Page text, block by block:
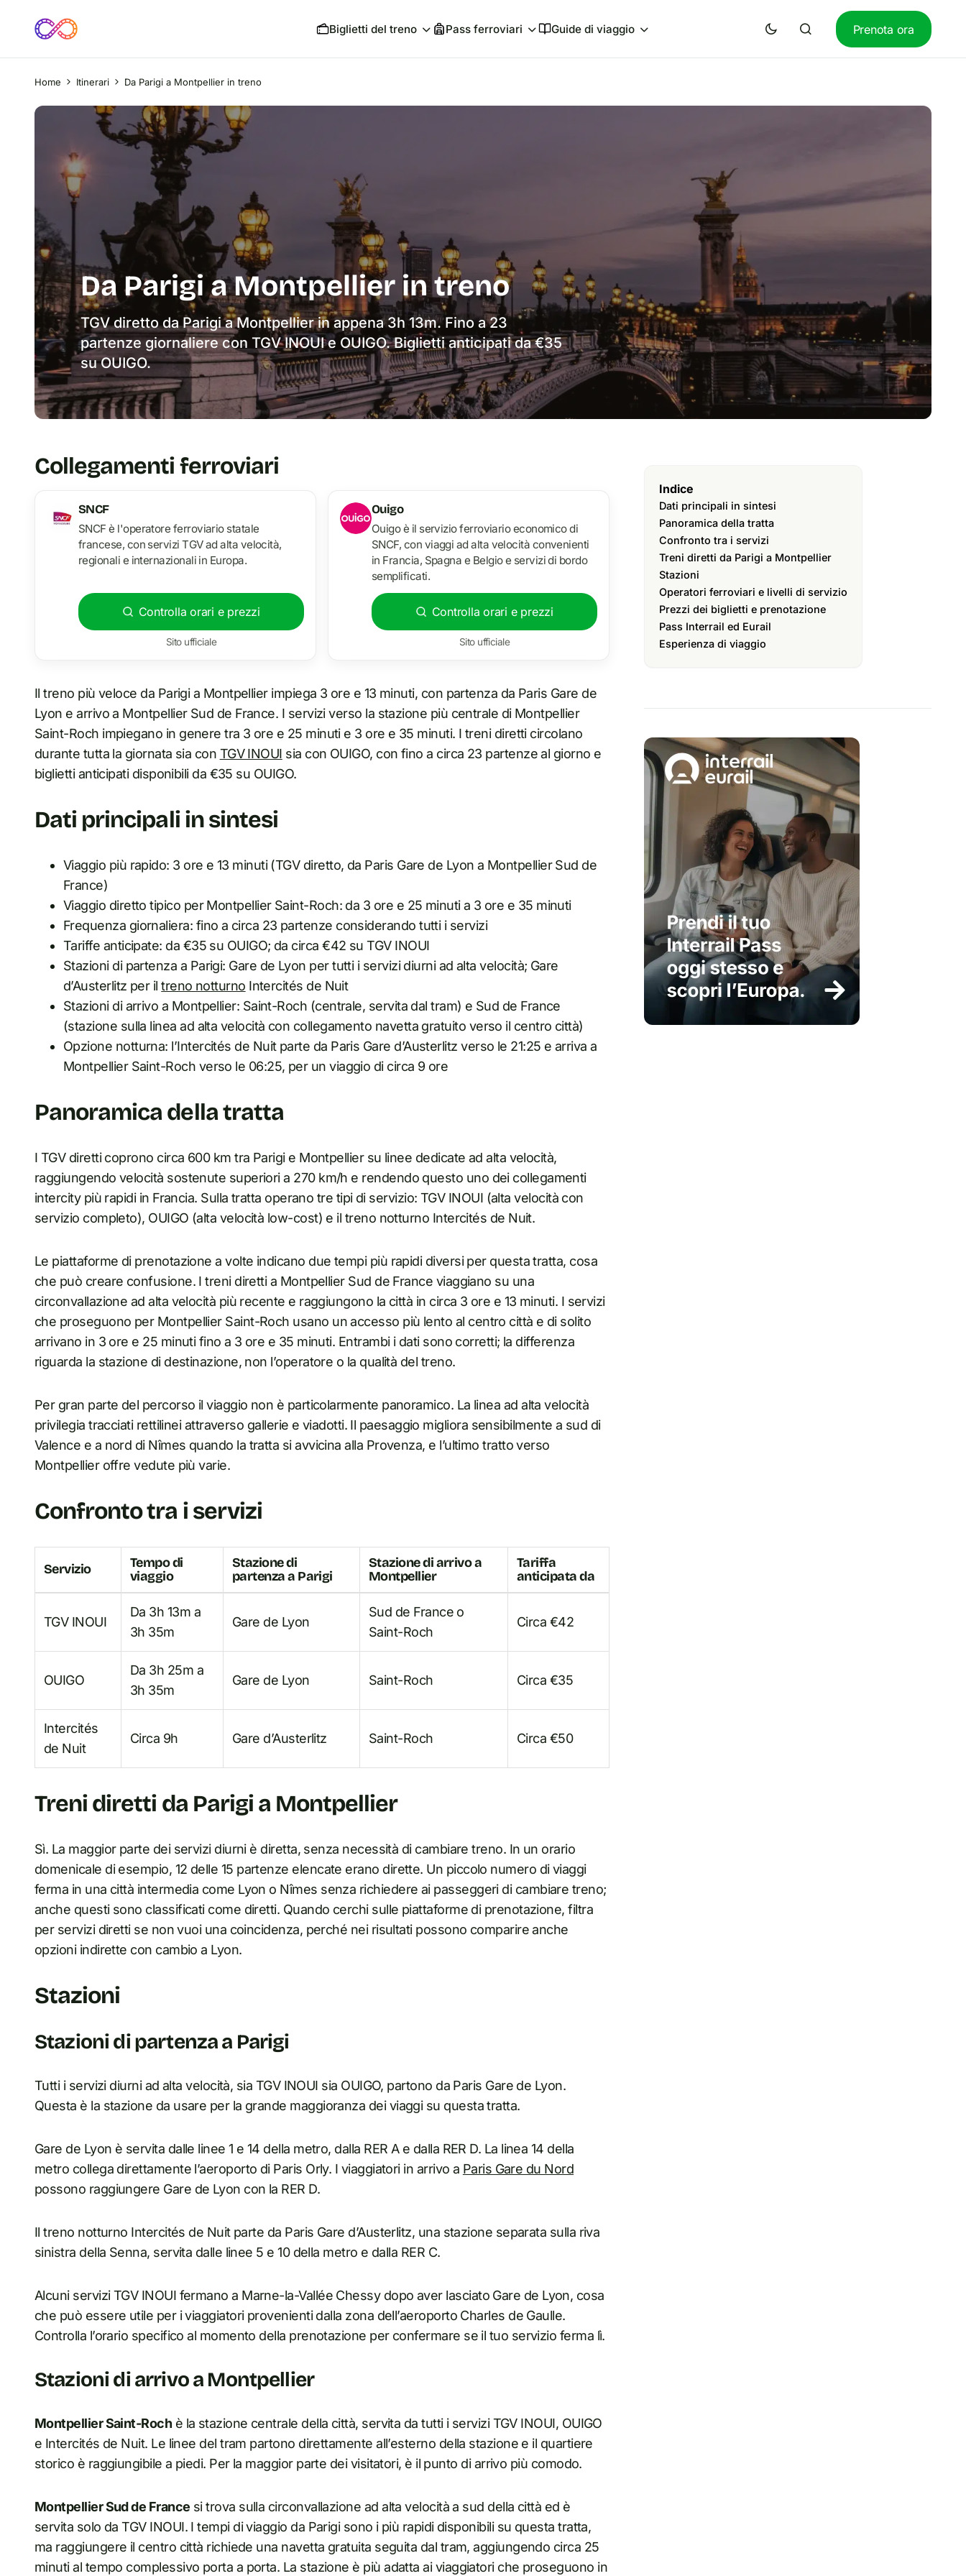
Biglietti del treno Pass ferroviari Guide di viaggio Prenota ora
Home Itinerari Da Parigi a Montpellier in treno
Da Parigi a Montpellier in treno
TGV diretto da Parigi a Montpellier in appena 3h 13m. Fino a 23
partenze giornaliere con TGV INOUI e OUIGO. Biglietti anticipati da €35
su OUIGO.
Collegamenti ferroviari
SNCF
SNCF è l'operatore ferroviario statale
francese, con servizi TGV ad alta velocità,
regionali e internazionali in Europa.
Controlla orari e prezzi
Sito ufficiale
Ouigo
Ouigo è il servizio ferroviario economico di
SNCF, con viaggi ad alta velocità convenienti
in Francia, Spagna e Belgio e servizi di bordo
semplificati.
Controlla orari e prezzi
Sito ufficiale
Il treno più veloce da Parigi a Montpellier impiega 3 ore e 13 minuti, con partenza da Paris Gare de
Lyon e arrivo a Montpellier Sud de France. I servizi verso la stazione più centrale di Montpellier
Saint-Roch impiegano in genere tra 3 ore e 25 minuti e 3 ore e 35 minuti. I treni diretti circolano
durante tutta la giornata sia con TGV INOUI sia con OUIGO, con fino a circa 23 partenze al giorno e
biglietti anticipati disponibili da €35 su OUIGO.
Dati principali in sintesi
Viaggio più rapido: 3 ore e 13 minuti (TGV diretto, da Paris Gare de Lyon a Montpellier Sud de
France)
Viaggio diretto tipico per Montpellier Saint-Roch: da 3 ore e 25 minuti a 3 ore e 35 minuti
Frequenza giornaliera: fino a circa 23 partenze considerando tutti i servizi
Tariffe anticipate: da €35 su OUIGO; da circa €42 su TGV INOUI
Stazioni di partenza a Parigi: Gare de Lyon per tutti i servizi diurni ad alta velocità; Gare
d’Austerlitz per iltreno notturno Intercités de Nuit
Stazioni di arrivo a Montpellier: Saint-Roch (centrale, servita dal tram) e Sud de France
(stazione sulla linea ad alta velocità con collegamento navetta gratuito verso il centro città)
Opzione notturna: l’Intercités de Nuit parte da Paris Gare d’Austerlitz verso le 21:25 e arriva a
Montpellier Saint-Roch verso le 06:25, per un viaggio di circa 9 ore
Panoramica della tratta
I TGV diretti coprono circa 600 km tra Parigi e Montpellier su linee dedicate ad alta velocità,
raggiungendo velocità sostenute superiori a 270 km/h e rendendo questo uno dei collegamenti
intercity più rapidi in Francia. Sulla tratta operano tre tipi di servizio: TGV INOUI (alta velocità con
servizio completo), OUIGO (alta velocità low-cost) e il treno notturno Intercités de Nuit.
Le piattaforme di prenotazione a volte indicano due tempi più rapidi diversi per questa tratta, cosa
che può creare confusione. I treni diretti a Montpellier Sud de France viaggiano su una
circonvallazione ad alta velocità più recente e raggiungono la città in circa 3 ore e 13 minuti. I servizi
che proseguono per Montpellier Saint-Roch usano un accesso più lento al centro città e di solito
arrivano in 3 ore e 25 minuti fino a 3 ore e 35 minuti. Entrambi i dati sono corretti; la differenza
riguarda la stazione di destinazione, non l’operatore o la qualità del treno.
Per gran parte del percorso il viaggio non è particolarmente panoramico. La linea ad alta velocità
privilegia tracciati rettilinei attraverso gallerie e viadotti. Il paesaggio migliora sensibilmente a sud di
Valence e a nord di Nîmes quando la tratta si avvicina alla Provenza, e l’ultimo tratto verso
Montpellier offre vedute più varie.
Confronto tra i servizi
Servizio
Tempo di
viaggio
Stazione di
partenza a Parigi
Stazione di arrivo a
Montpellier
Tariffa
anticipata da
TGV INOUI
Da 3h 13m a
3h 35m
Gare de Lyon
Sud de France o
Saint-Roch
Circa €42
OUIGO
Da 3h 25m a
3h 35m
Gare de Lyon Saint-Roch Circa €35
Intercités
de Nuit
Circa 9h Gare d’Austerlitz Saint-Roch Circa €50
Treni diretti da Parigi a Montpellier
Sì. La maggior parte dei servizi diurni è diretta, senza necessità di cambiare treno. In un orario
domenicale di esempio, 12 delle 15 partenze elencate erano dirette. Un piccolo numero di viaggi
ferma in una città intermedia come Lyon o Nîmes senza richiedere ai passeggeri di cambiare treno;
anche questi sono classificati come diretti. Quando cerchi sulle piattaforme di prenotazione, filtra
per servizi diretti se non vuoi una coincidenza, perché nei risultati possono comparire anche
opzioni indirette con cambio a Lyon.
Stazioni
Stazioni di partenza a Parigi
Tutti i servizi diurni ad alta velocità, sia TGV INOUI sia OUIGO, partono da Paris Gare de Lyon.
Questa è la stazione da usare per la grande maggioranza dei viaggi su questa tratta.
Gare de Lyon è servita dalle linee 1 e 14 della metro, dalla RER A e dalla RER D. La linea 14 della
metro collega direttamente l’aeroporto di Paris Orly. I viaggiatori in arrivo a Paris Gare du Nord
possono raggiungere Gare de Lyon con la RER D.
Il treno notturno Intercités de Nuit parte da Paris Gare d’Austerlitz, una stazione separata sulla riva
sinistra della Senna, servita dalle linee 5 e 10 della metro e dalla RER C.
Alcuni servizi TGV INOUI fermano a Marne-la-Vallée Chessy dopo aver lasciato Gare de Lyon, cosa
che può essere utile per i viaggiatori provenienti dalla zona dell’aeroporto Charles de Gaulle.
Controlla l’orario specifico al momento della prenotazione per confermare se il tuo servizio ferma lì.
Stazioni di arrivo a Montpellier
Montpellier Saint-Roch è la stazione centrale della città, servita da tutti i servizi TGV INOUI, OUIGO
e Intercités de Nuit. Le linee del tram partono direttamente all’esterno della stazione e il quartiere
storico è raggiungibile a piedi. Per la maggior parte dei visitatori, è il punto di arrivo più comodo.
Montpellier Sud de France si trova sulla circonvallazione ad alta velocità a sud della città ed è
servita solo da TGV INOUI. I tempi di viaggio da Parigi sono i più rapidi disponibili su questa tratta,
ma raggiungere il centro città richiede una navetta gratuita seguita dal tram, aggiungendo circa 25
minuti al tempo complessivo porta a porta. La stazione è più adatta ai viaggiatori che proseguono in
Indice
Dati principali in sintesi
Panoramica della tratta
Confronto tra i servizi
Treni diretti da Parigi a Montpellier
Stazioni
Operatori ferroviari e livelli di servizio
Prezzi dei biglietti e prenotazione
Pass Interrail ed Eurail
Esperienza di viaggio